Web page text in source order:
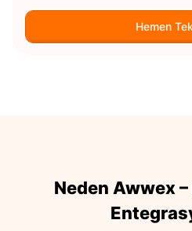
Hemen
Neden Awwex